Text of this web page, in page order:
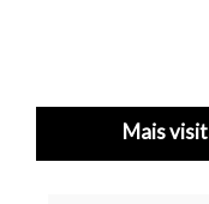
Mais